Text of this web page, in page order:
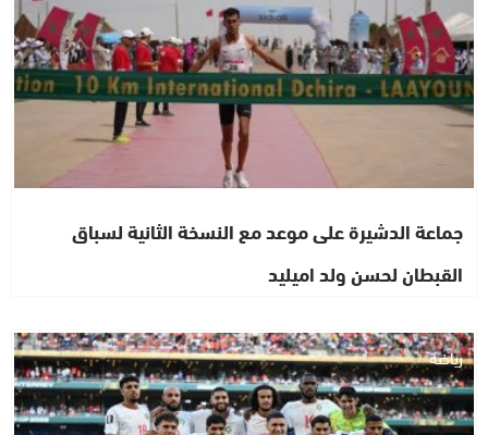
جماعة الدشيرة على موعد مع النسخة الثانية لسباق
القبطان لحسن ولد اميليد
رياضة